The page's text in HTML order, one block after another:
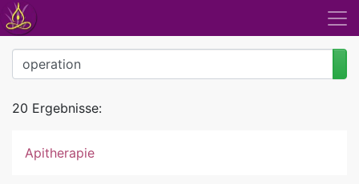
20 Ergebnisse:
Apitherapie